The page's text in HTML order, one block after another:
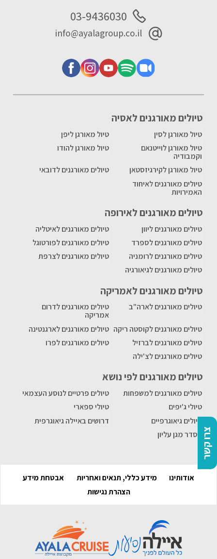
צרו קשר
טיולים מאורגנים לאסיה
טיול מאורגן לסין
טיול מאורגן ליפן
טיול מאורגן לוייטנאם
וקמבודיה
טיול מאורגן להודו
טיול מאורגן לקירגיזסטאן
טיולים מאורגנים לדובאי
טיולים מאורגנים לאיחוד
האמירויות
טיולים מאורגנים לאירופה
טיולים מאורגנים ליוון
טיולים מאורגנים לאיטליה
טיולים מאורגנים לספרד
טיולים מאורגנים לפורטוגל
טיולים מאורגנים לרומניה
טיולים מאורגנים לצרפת
טיולים מאורגנים לגיאורגיה
טיולים מאורגנים לאמריקה
טיולים מאורגנים לארה"ב
טיולים מאורגנים לדרום
אמריקה
טיולים מאורגנים לקוסטה ריקה טיולים מאורגנים לארגנטינה
טיולים מאורגנים לברזיל
טיולים מאורגנים לפרו
טיולים מאורגנים לצ'ילה
טיולים מאורגנים לפי נושא
טיולים מאורגנים למשפחות
טיולים פרטיים לנוסע העצמאי
טיולי ג'יפים
טיולי ספארי
טיולים גיאוגרפיים
דרושים באיילה גיאוגרפית
הסדר מגן עליון
03-9436030
info@ayalagroup.co.il
אודותינו מידע כללי, תנאים ואחריות
אבטחת מידע
הצהרת נגישות